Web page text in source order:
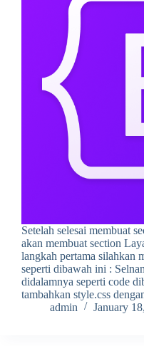
Setelah selesai membuat
akan membuat section
langkah pertama silahkan
seperti dibawah ini :
didalamnya seperti code
tambahkan style.css
admin
January